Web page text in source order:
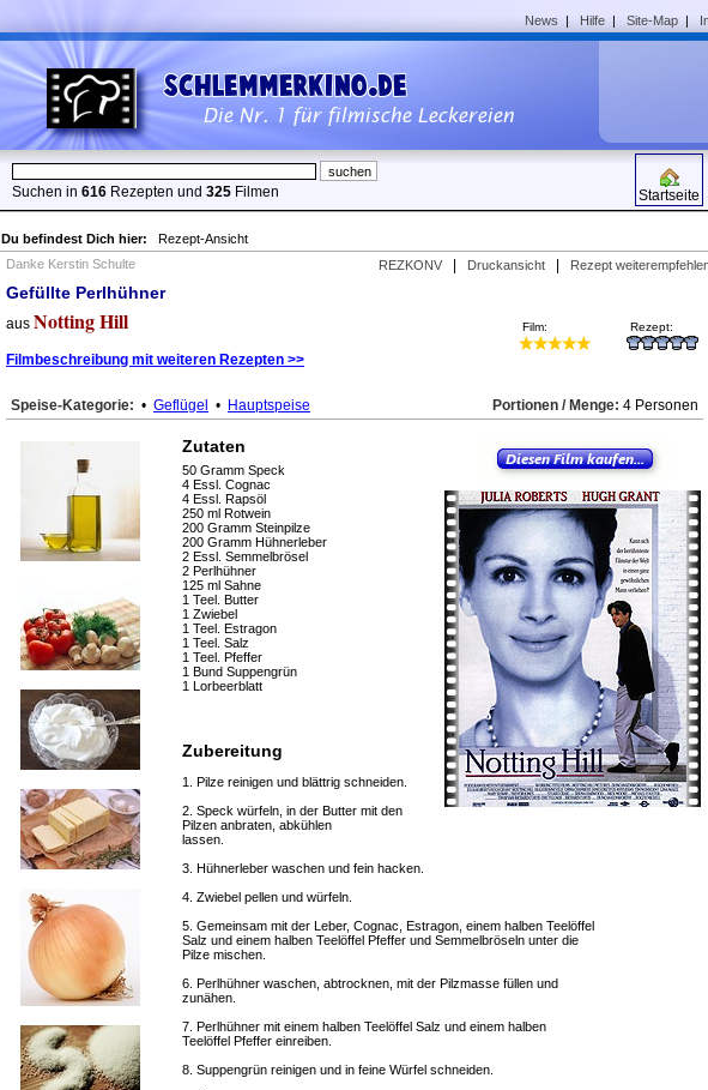
News | Hilfe | Site-Map |
Suchen in 616 Rezepten und 325 Filmen Startseite
Du befindest Dich hier:
Rezept-Ansicht
REZKONV
Druckansicht Rezept
Danke Kerstin Schulte
Gefüllte Perlhühner
aus Notting Hill
Filmbeschreibung mit weiteren Rezepten >>
Rezept:
Film:
Speise-Kategorie: • Geflügel • Hauptspeise Portionen / Menge: 4 Personen
Zutaten
50 Gramm Speck
4 Essl. Cognac
4 Essl. Rapsöl
250 ml Rotwein
200 Gramm Steinpilze
200 Gramm Hühnerleber
2 Essl. Semmelbrösel
2 Perlhühner
125 ml Sahne
1 Teel. Butter
1 Zwiebel
1 Teel. Estragon
1 Teel. Salz
1 Teel. Pfeffer
1 Bund Suppengrün
1 Lorbeerblatt
Zubereitung
1. Pilze reinigen und blättrig schneiden.
2. Speck würfeln, in der Butter mit den
Pilzen anbraten, abkühlen
lassen.
3. Hühnerleber waschen und fein hacken.
4. Zwiebel pellen und würfeln.
5. Gemeinsam mit der Leber, Cognac, Estragon, einem halben Teelöffel
Salz und einem halben Teelöffel Pfeffer und Semmelbröseln unter die
Pilze mischen.
6. Perlhühner waschen, abtrocknen, mit der Pilzmasse füllen und
zunähen.
7. Perlhühner mit einem halben Teelöffel Salz und einem halben
Teelöffel Pfeffer einreiben.
8. Suppengrün reinigen und in feine Würfel schneiden.